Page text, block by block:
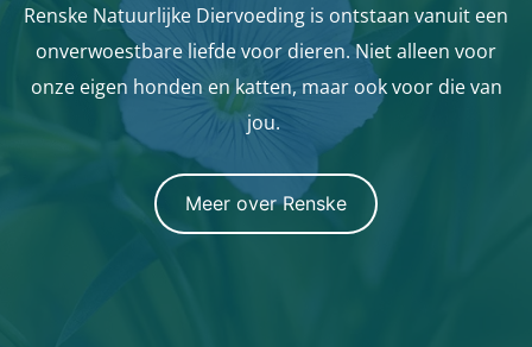
Renske Natuurlijke Diervoeding is ontstaan vanuit een
onverwoestbare liefde voor dieren. Niet alleen voor
onze eigen honden en katten, maar ook voor die van
jou.
Meer over Renske